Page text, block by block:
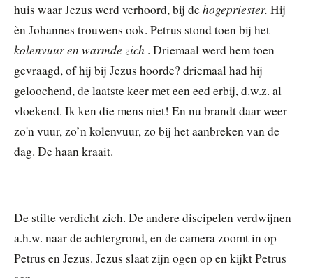
huis waar Jezus werd verhoord, bij dehogepriester. Hij
èn Johannes trouwens ook. Petrus stond toen bij het
kolenvuur en warmde zich . Driemaal werd hem toen
gevraagd, of hij bij Jezus hoorde? driemaal had hij
geloochend, de laatste keer met een eed erbij, d.w.z. al
vloekend. Ik ken die mens niet! En nu brandt daar weer
zo'n vuur, zo’n kolenvuur, zo bij het aanbreken van de
dag. De haan kraait.
De stilte verdicht zich. De andere discipelen verdwijnen
a.h.w. naar de achtergrond, en de camera zoomt in op
Petrus en Jezus. Jezus slaat zijn ogen op en kijkt Petrus